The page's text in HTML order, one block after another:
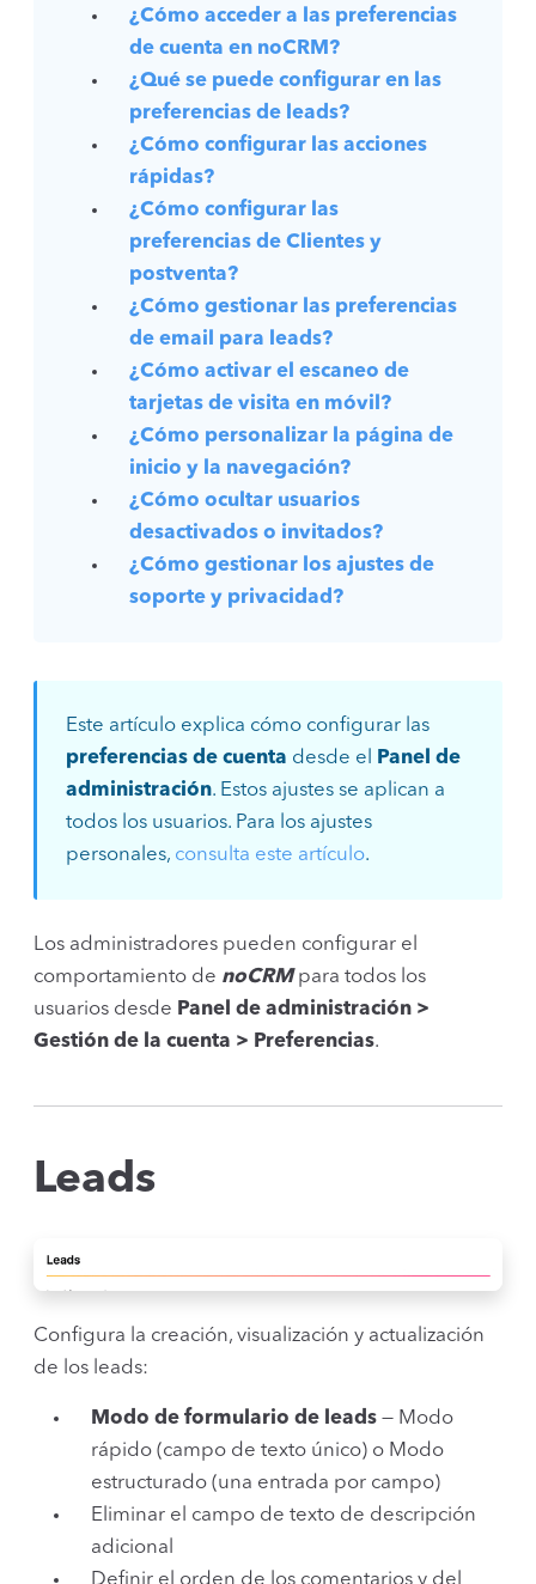
¿Cómo acceder a las preferencias
de cuenta en noCRM?
¿Qué se puede configurar en las
preferencias de leads?
¿Cómo configurar las acciones
rápidas?
¿Cómo configurar las
preferencias de Clientes y
postventa?
¿Cómo gestionar las preferencias
de email para leads?
¿Cómo activar el escaneo de
tarjetas de visita en móvil?
¿Cómo personalizar la página de
inicio y la navegación?
¿Cómo ocultar usuarios
desactivados o invitados?
¿Cómo gestionar los ajustes de
soporte y privacidad?
Este artículo explica cómo configurar las
preferencias de cuenta desde el
Panel de
administración. Estos ajustes se aplican a
todos los usuarios. Para los ajustes
personales, consulta este artículo.
Los administradores pueden configurar el
comportamiento de noCRMpara todos los
usuarios desde Panel de administración >
Gestión de la cuenta > Preferencias.
Leads
Configura la creación, visualización y actualización
de los leads:
Modo de formulario de leads — Modo
rápido (campo de texto único) o Modo
estructurado (una entrada por campo)
Eliminar el campo de texto de descripción
adicional
Definir el orden de los comentarios y del